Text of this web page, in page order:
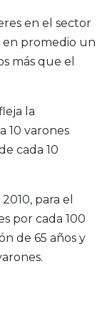
en el sector
en promedio un
más que el
la
10 varones
cada 10
para el
por cada 100
de 65 años y